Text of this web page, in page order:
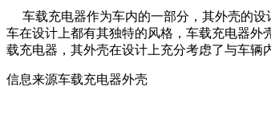
车载充电器作为车内的一部分，其外壳的设
车在设计上都有其独特的风格，车载充电器
载充电器，其外壳在设计上充分考虑了与车辆
信息来源车载充电器外壳